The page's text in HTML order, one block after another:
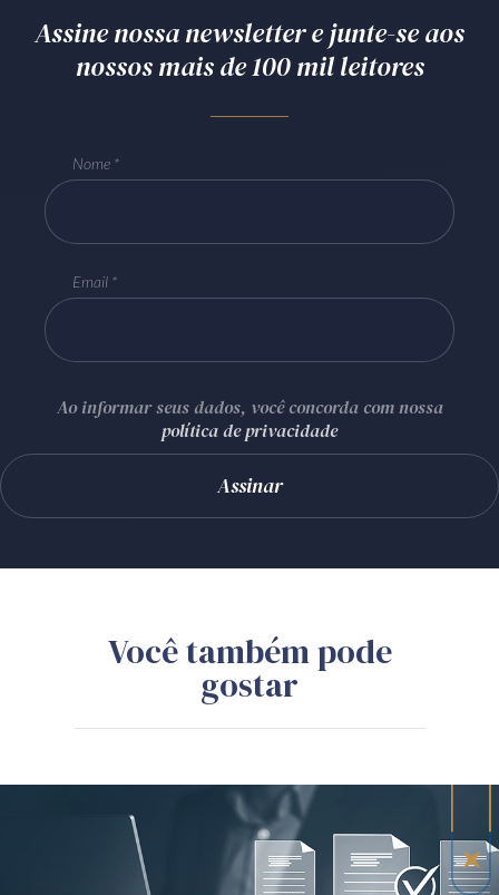
Assine nossa newsletter e junte-se aos
nossos mais de 100 mil leitores
Nome
Email
Ao informar seus dados, você concorda com nossa
política de privacidade
Você também pode
gostar